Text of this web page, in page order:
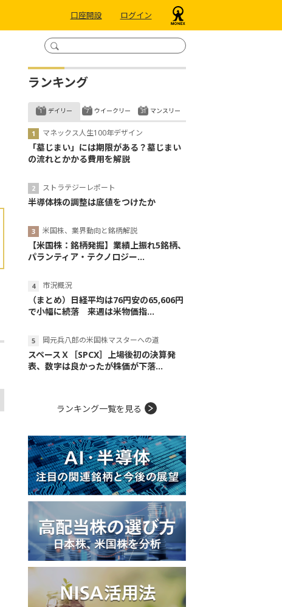
口座開設 ログイン
ランキング
デイリー
マネックス人生100年デザイン
「墓じまい」には期限がある？墓じまい
の流れとかかる費用を解説
ストラテジーレポート
半導体株の調整は底値をつけたか
米国株、業界動向と銘柄解説
【米国株：銘柄発掘】業績上振れ5銘柄、
パランティア・テクノロジー...
市況概況
（まとめ）日経平均は76円安の65,606円
で小幅に続落 来週は米物価指...
岡元兵八郎の米国株マスターへの道
スペースＸ［SPCX］上場後初の決算発
表、数字は良かったが株価が下落...
ウイークリー マンスリー
ランキング一覧を見る